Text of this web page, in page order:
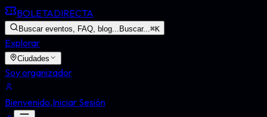
BOLETADIRECTA
Buscar eventos, FAQ, blog... Buscar...⌘K
Explorar
Ciudades
Soy organizador
Bienvenido,Iniciar Sesión